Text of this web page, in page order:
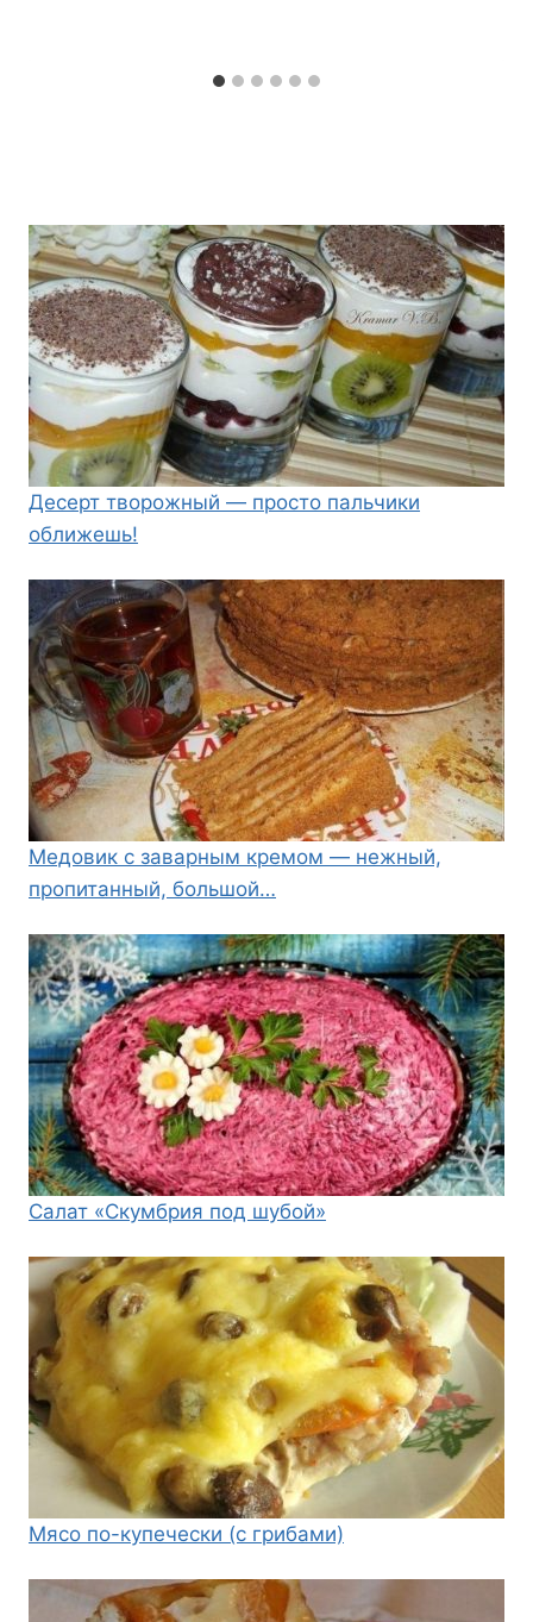
Десерт творожный — просто пальчики
оближешь!
Медовик с заварным кремом — нежный,
пропитанный, большой…
Салат «Скумбрия под шубой»
Мясо по-купечески (с грибами)